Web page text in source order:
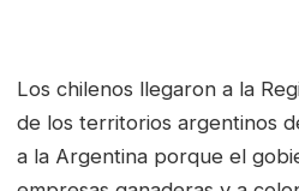
Los chilenos llegaron a la
de los territorios argentinos
a la Argentina porque el